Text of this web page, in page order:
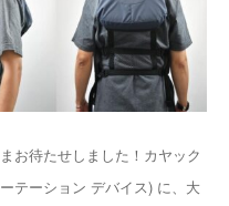
お待たせしました！カヤック
テーション デバイス) に、大